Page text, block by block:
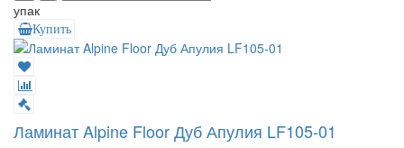
упак
Купить
Ламинат Alpine Floor Дуб Апулия LF105-01